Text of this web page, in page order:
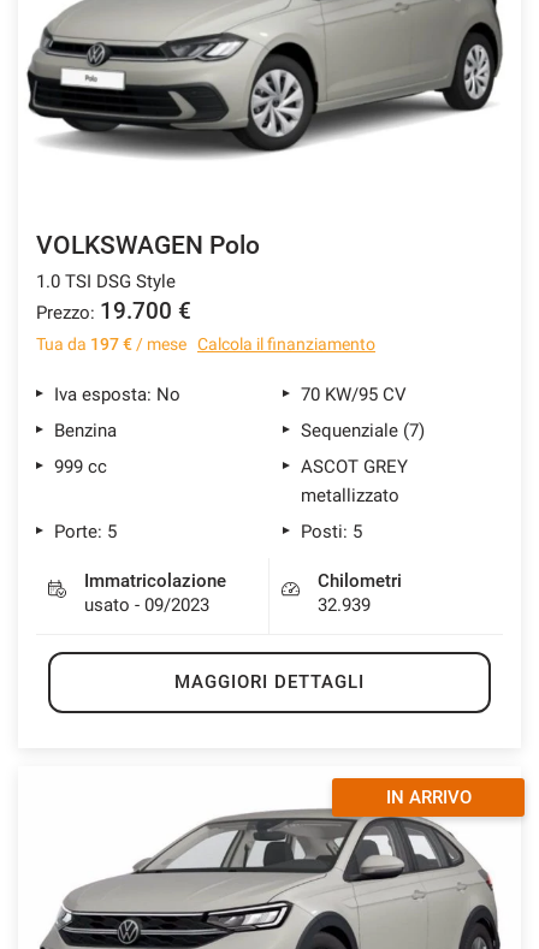
VOLKSWAGEN Polo
1.0 TSI DSG Style
Prezzo: 19.700 €
Tua da 197 €/ mese Calcola il finanziamento
Iva esposta: No
70 KW/95 CV
Benzina
Sequenziale (7)
999 cc
ASCOT GREY
metallizzato
Porte: 5
Posti: 5
Immatricolazione
usato - 09/2023
Chilometri
32.939
MAGGIORI DETTAGLI
IN ARRIVO